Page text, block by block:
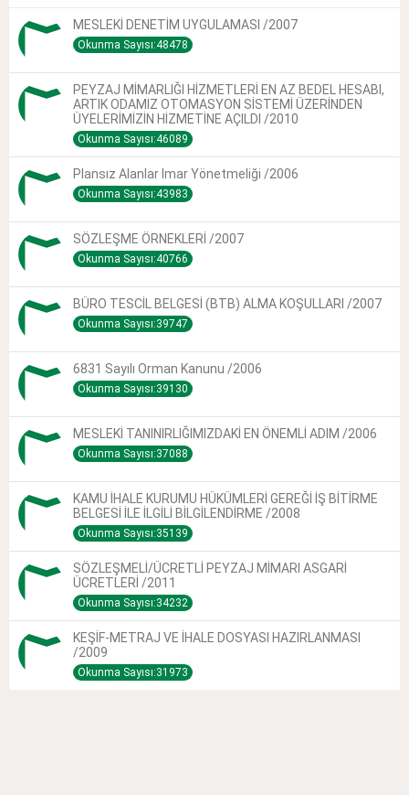
MESLEKİ DENETİM UYGULAMASI /2007
Okunma Sayısı:48478
PEYZAJ MİMARLIĞI HİZMETLERİ EN AZ BEDEL HESABI,
ARTIK ODAMIZ OTOMASYON SİSTEMİ ÜZERİNDEN
ÜYELERİMİZİN HİZMETİNE AÇILDI /2010
Okunma Sayısı:46089
Plansız Alanlar Imar Yönetmeliği /2006
Okunma Sayısı:43983
SÖZLEŞME ÖRNEKLERİ /2007
Okunma Sayısı:40766
BÜRO TESCİL BELGESİ (BTB) ALMA KOŞULLARI /2007
Okunma Sayısı:39747
6831 Sayılı Orman Kanunu /2006
Okunma Sayısı:39130
MESLEKİ TANINIRLIĞIMIZDAKİ EN ÖNEMLİ ADIM /2006
Okunma Sayısı:37088
KAMU İHALE KURUMU HÜKÜMLERİ GEREĞİ İŞ BİTİRME
BELGESİ İLE İLGİLİ BİLGİLENDİRME /2008
Okunma Sayısı:35139
SÖZLEŞMELİ/ÜCRETLİ PEYZAJ MİMARI ASGARİ
ÜCRETLERİ /2011
Okunma Sayısı:34232
KEŞİF-METRAJ VE İHALE DOSYASI HAZIRLANMASI
/2009
Okunma Sayısı:31973